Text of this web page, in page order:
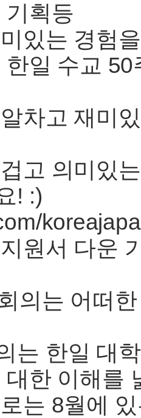
기획등
있는 경험
일 수교
차고 재미
고 의미있
! :)
원서 다운
의는 어떠
는 한일 대
대한 이해를
는 8월에